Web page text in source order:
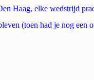
Haag, elke wedstrijd
(toen had je nog een